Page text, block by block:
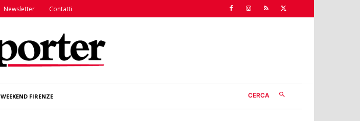
Newsletter Contatti
WEEKEND FIRENZE CERCA